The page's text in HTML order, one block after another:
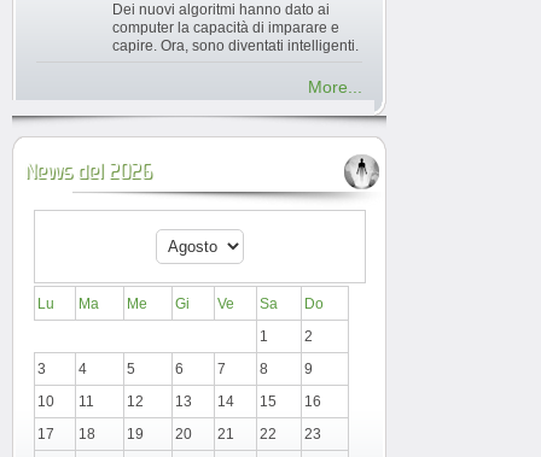
Dei nuovi algoritmi hanno dato ai
computer la capacità di imparare e
capire. Ora, sono diventati intelligenti.
More...
News del 2026
Lu Ma Me Gi Ve Sa
Do
1
2
3
4 5 6 7 8
9
10
11 12 13 14 15
16
17
18 19 20 21 22
23